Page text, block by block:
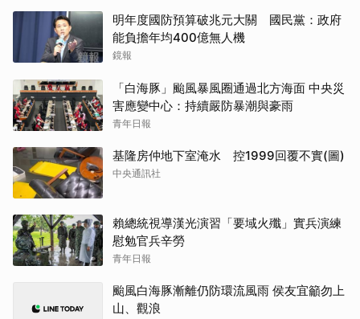
明年度國防預算破兆元大關 國民黨：政府
能負擔年均400億無人機
鏡報
「白海豚」颱風暴風圈通過北方海面 中央災
害應變中心：持續嚴防暴潮與豪雨
青年日報
基隆房仲地下室淹水 控1999回覆不實(圖)
中央通訊社
賴總統視導漢光演習「要域火殲」實兵演練
慰勉官兵辛勞
青年日報
颱風白海豚漸離仍防環流風雨 侯友宜籲勿上
山、觀浪